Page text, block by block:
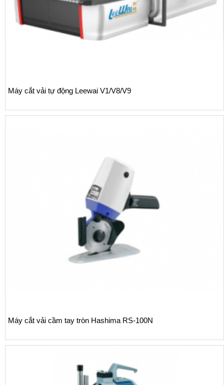
Máy cắt vải tự động Leewai V1/V8/V9
Máy cắt vải cầm tay tròn Hashima RS-100N